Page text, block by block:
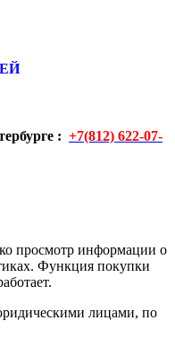
: +7(812) 622-07-
просмотр информации о
Функция покупки
лицами, по